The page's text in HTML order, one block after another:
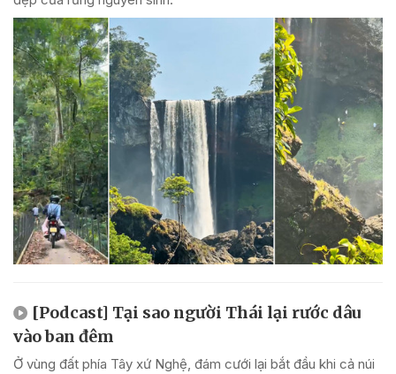
[Podcast] Tại sao người Thái lại rước dâu
vào ban đêm
Ở vùng đất phía Tây xứ Nghệ, đám cưới lại bắt đầu khi cả núi